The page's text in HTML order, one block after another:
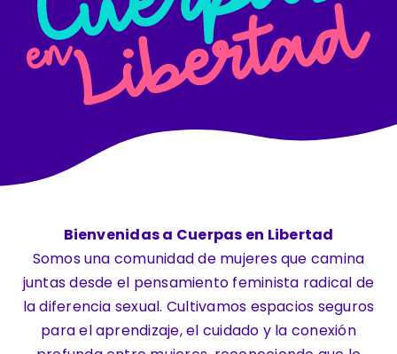
Contacto
Bienvenidasa Cuerpas en Libertad
Somos una comunidad de mujeres que camina
juntas desde el pensamiento feminista radical de
la diferencia sexual. Cultivamos espacios seguros
para el aprendizaje, el cuidado y la conexión